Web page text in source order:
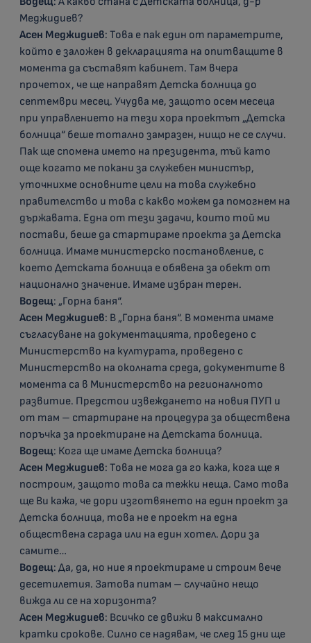
Меджидиев?
Асен Меджидиев: Това е пак един от параметрите,
който е заложен в декларацията на опитващите в
момента да съставят кабинет. Там вчера
прочетох, че ще направят Детска болница до
септември месец. Учудва ме, защото осем месеца
при управлението на тези хора проектът „Детска
болница“ беше тотално замразен, нищо не се случи.
Пак ще спомена името на президента, тъй като
още когато ме покани за служебен министър,
уточнихме основните цели на това служебно
правителство и това с какво можем да помогнем на
държавата. Една от тези задачи, които той ми
постави, беше да стартираме проекта за Детска
болница. Имаме министерско постановление, с
което Детската болница е обявена за обект от
национално значение. Имаме избран терен.
Водещ: „Горна баня“.
Асен Меджидиев: В „Горна баня“. В момента имаме
съгласуване на документацията, проведено с
Министерство на културата, проведено с
Министерство на околната среда, документите в
момента са в Министерство на регионалното
развитие. Предстои извеждането на новия ПУП и
от там – стартиране на процедура за обществена
поръчка за проектиране на Детската болница.
Водещ: Кога ще имаме Детска болница?
Асен Меджидиев: Това не мога да го кажа, кога ще я
построим, защото това са тежки неща. Само това
ще Ви кажа, че дори изготвянето на един проект за
Детска болница, това не е проект на една
обществена сграда или на един хотел. Дори за
самите…
Водещ: Да, да, но ние я проектираме и строим вече
десетилетия. Затова питам – случайно нещо
вижда ли се на хоризонта?
Асен Меджидиев: Всичко се движи в максимално
кратки срокове. Силно се надявам, че след 15 дни ще